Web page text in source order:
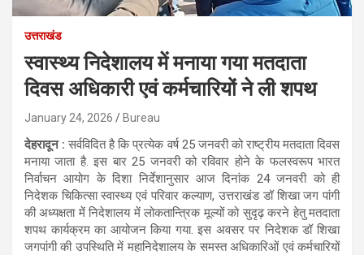
उत्तराखंड
स्वास्थ्य निदेशालय में मनाया गया मतदाता
दिवस अधिकारी एवं कर्मचारियों ने ली शपथ
January 24, 2026 Bureau
देहरादून : सर्वविदित है कि प्रत्येक वर्ष 25 जनवरी को राष्ट्रीय मतदाता दिवस
मनाया जाता है. इस बार 25 जनवरी को रविवार होने के फलस्वरूप भारत
निर्वाचन आयोग के दिशा निर्देशानुसार आज दिनांक 24 जनवरी को ही
निदेशक चिकित्सा स्वास्थ्य एवं परिवार कल्याण, उत्तराखंड डॉ शिखा जग पांगी
की अध्यक्षता में निदेशालय में लोकतान्त्रिक मूल्यों को सुदृढ़ करने हेतु मतदाता
शपथ कार्यक्रम का आयोजन किया गया. इस अवसर पर निदेशक डॉ शिखा
जगपांगी की उपस्थिति में महानिदेशालय के समस्त अधिकारिओं एवं कर्मचारियों